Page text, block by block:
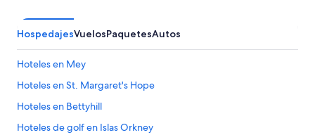
HospedajesVuelosPaquetesAutos
Hoteles en Mey
Hoteles en St. Margaret's Hope
Hoteles en Bettyhill
Hoteles de golf en Islas Orkney